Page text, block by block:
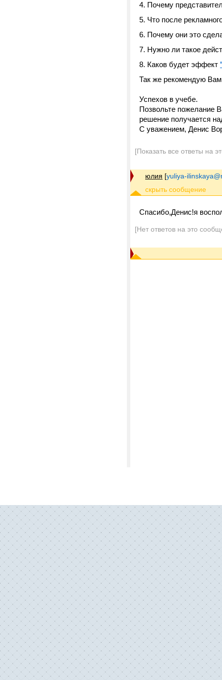
Почему
Что после
Почему они это
Нужно ли такое
Каков будет эффект
Так же рекомендую
Успехов в учебе.
Позвольте пожелание
решение получается
С уважением, Денис
[Показать все ответы на
юлия [yuliya-
Спасибо,Денис!я
[Нет ответов на это